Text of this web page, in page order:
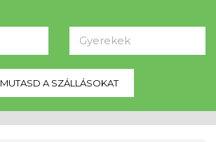
Gyerekek
MUTASD A SZÁLLÁSOKAT